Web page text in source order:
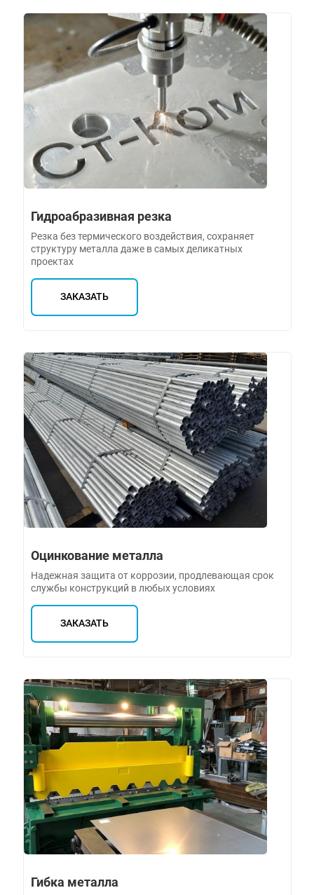
Гидроабразивная резка
Резка без термического воздействия, сохраняет
структуру металла даже в самых деликатных
проектах
ЗАКАЗАТЬ
Оцинкование металла
Надежная защита от коррозии, продлевающая срок
службы конструкций в любых условиях
ЗАКАЗАТЬ
Гибка металла